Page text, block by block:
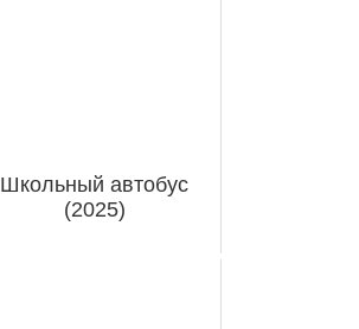
Школьный автобус
(2025)